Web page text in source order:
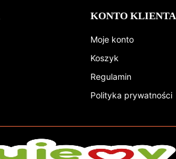
KONTO KLIENTA
Moje konto
Koszyk
Regulamin
Polityka prywatności